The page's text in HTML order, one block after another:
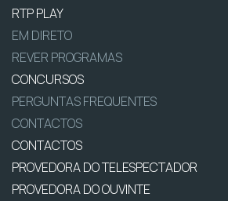
RTP PLAY
EM DIRETO
REVER PROGRAMAS
CONCURSOS
PERGUNTAS FREQUENTES
CONTACTOS
CONTACTOS
PROVEDORA DO TELESPECTADOR
PROVEDORA DO OUVINTE